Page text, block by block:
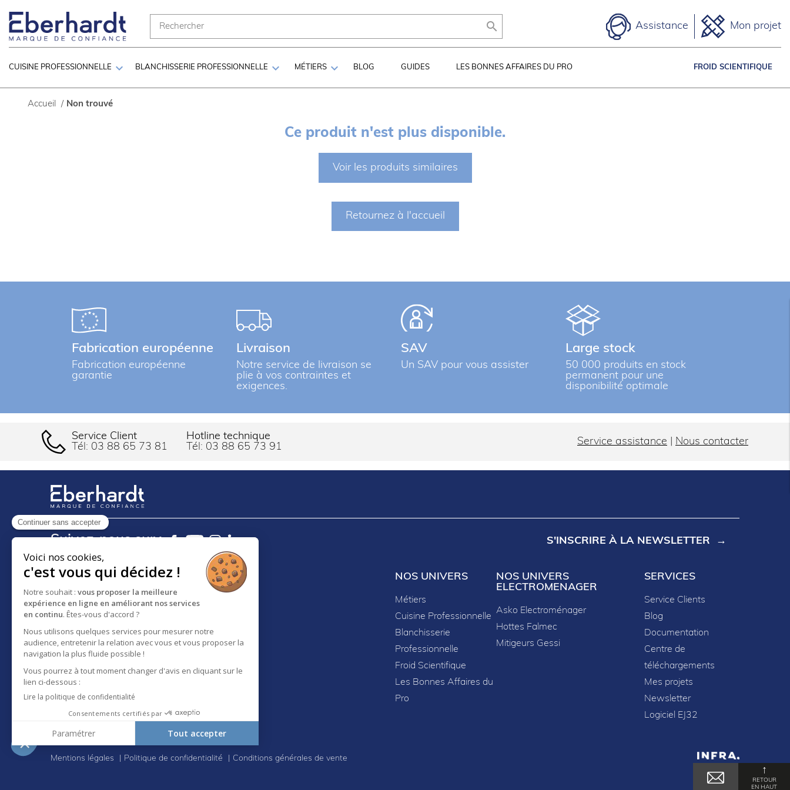
Continuer sans accepter
Voici nos cookies,
c'est vous qui décidez !
Notre souhait : vous proposer la meilleure
expérience en ligne en améliorant nos services
en continu. Êtes-vous d'accord ?
Nous utilisons quelques services pour mesurer notre
audience, entretenir la relation avec vous et vous proposer la
navigation la plus fluide possible !
Vous pourrez à tout moment changer d'avis en cliquant sur le
lien ci-dessous :
Lire la politique de confidentialité
Consentements certifiés par
Paramétrer Tout accepter
Axeptio consent
Plateforme de Gestion du Consentement : Personnalisez vos Options
Notre plateforme vous permet d'adapter et de gérer vos paramètres de confidentialité, en garantissant la conformité avec les réglementations. Personnalisez vos↑
RETOUR
EN HAUT
 Assistance Mon projet
CUISINE PROFESSIONNELLE  BLANCHISSERIE PROFESSIONNELLE  MÉTIERS  BLOG GUIDES LES BONNES AFFAIRES DU PRO FROID SCIENTIFIQUE
Accueil / Non trouvé
Ce produit n'est plus disponible.
Voir les produits similaires
Retournez à l'accueil
Fabrication européenne
Fabrication européenne
garantie
Livraison
Notre service de livraison se
plie à vos contraintes et
exigences.
SAV
Un SAV pour vous assister
Large stock
50 000 produits en stock
permanent pour une
disponibilité optimale
Service Client
Tél: 03 88 65 73 81
Hotline technique
Tél: 03 88 65 73 91 Service assistance Nous contacter
Suivez-nous sur : S'INSCRIRE À LA NEWSLETTER
18 RUE DES FRÈRES EBERTS
BP 30083 - F-67024
STRASBOURG CEDEX 1
03 88 65 73 81
A propos d'Eberhardt
NOS UNIVERS
Métiers
Cuisine Professionnelle
Blanchisserie
Professionnelle
Froid Scientifique
Les Bonnes Affaires du
Pro
NOS UNIVERS
ELECTROMENAGER
Asko Electroménager
Hottes Falmec
Mitigeurs Gessi
SERVICES
Service Clients
Blog
Documentation
Centre de
téléchargements
Mes projets
Newsletter
Logiciel EJ32
Mentions légales Politique de confidentialité Conditions générales de vente